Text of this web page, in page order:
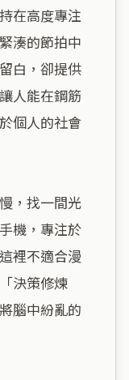
在高度專注
湊的節拍中
白，卻提供
人能在鋼筋
個人的社會
，找一間光
機，專注於
裡不適合漫
決策修煉
腦中紛亂的